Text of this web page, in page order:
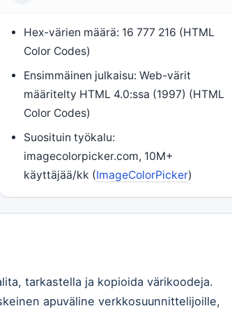
Hex-värien määrä: 16 777 216 (HTML
Color Codes)
Ensimmäinen julkaisu: Web-värit
määritelty HTML 4.0:ssa (1997) (HTML
Color Codes)
Suosituin työkalu:
imagecolorpicker.com, 10M+
käyttäjää/kk (ImageColorPicker)
tarkastella ja kopioida värikoodeja.
apuväline verkkosuunnittelijoille,